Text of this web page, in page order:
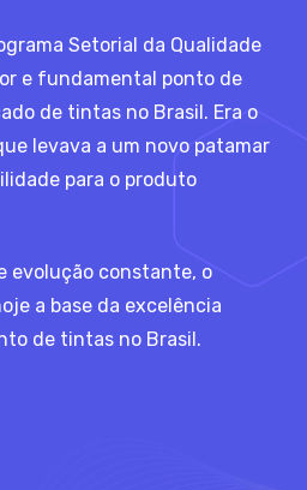
Setorial da Qualidade
e fundamental ponto de
de tintas no Brasil. Era o
levava a um novo patamar
para o produto
evolução constante, o
a base da excelência
de tintas no Brasil.